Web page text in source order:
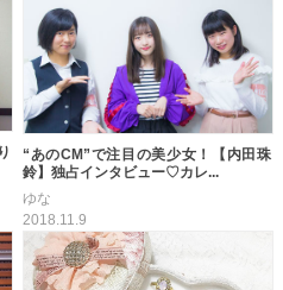
“あのCM”で注目の美少女！【内田珠
鈴】独占インタビュー♡カレ...
ゆな
2018.11.9